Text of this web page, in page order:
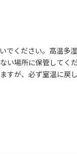
でください。高温多
い場所に保管してく
すが、必ず室温に戻